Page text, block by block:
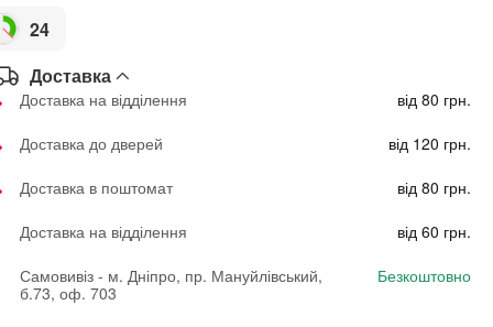
24
Доставка
Доставка на відділення
від 80 грн.
Доставка до дверей
від 120 грн.
Доставка в поштомат
від 80 грн.
Доставка на відділення
від 60 грн.
Самовивіз - м. Дніпро, пр. Мануйлівський,
б.73, оф. 703
Безкоштовно